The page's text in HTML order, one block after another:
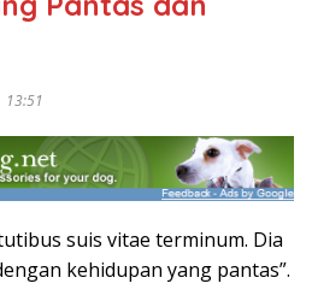
13:51
suis vitae terminum. Dia
kehidupan yang pantas”.